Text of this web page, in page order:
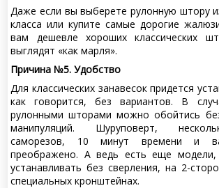
Даже если вы выберете рулонную штору
класса или купите самые дорогие
вам дешевле хороших классических
выглядят «как марля».
Причина №5. Удобство
Для классических занавесок придется
как говорится, без вариантов. В
рулонными шторами можно обойтись
манипуляций. Шуруповерт,
саморезов, 10 минут времени и
преображено. А ведь есть еще
устанавливать без сверления, на 2-
специальных кронштейнах.